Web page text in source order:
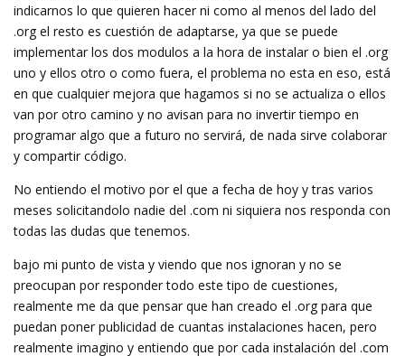
indicarnos lo que quieren hacer ni como al menos del lado del
.org el resto es cuestión de adaptarse, ya que se puede
implementar los dos modulos a la hora de instalar o bien el .org
uno y ellos otro o como fuera, el problema no esta en eso, está
en que cualquier mejora que hagamos si no se actualiza o ellos
van por otro camino y no avisan para no invertir tiempo en
programar algo que a futuro no servirá, de nada sirve colaborar
y compartir código.
No entiendo el motivo por el que a fecha de hoy y tras varios
meses solicitandolo nadie del .com ni siquiera nos responda con
todas las dudas que tenemos.
bajo mi punto de vista y viendo que nos ignoran y no se
preocupan por responder todo este tipo de cuestiones,
realmente me da que pensar que han creado el .org para que
puedan poner publicidad de cuantas instalaciones hacen, pero
realmente imagino y entiendo que por cada instalación del .com